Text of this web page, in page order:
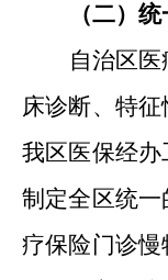
（二）
自治区
床诊断、 特征
我区医保经办
制定全区统
疗保险门诊